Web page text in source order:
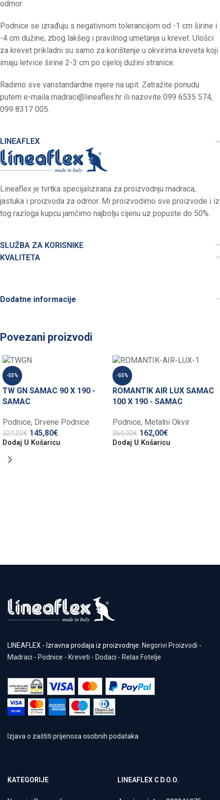
odmor.
Podnice se izrađuju s negativnom tolerancijom od -1 cm širine i
-4 cm dužine, zbog lakšeg i pravilnog umetanja u krevet. Ulošci
za krevet prikladni su samo za korištenje u okvirima kreveta koji
imaju letvice širine 2-3 cm po cijeloj dužini stranice.
Radimo sve vanstandardne mjere na upit. Zatražite ponudu
putem e-maila madraci@lineaflex.hr ili nazovite 099 6535 574,
099 8317 005.
LINEAFLEX
Lineaflex je tvrtka specijalizirana za proizvodnju madraca,
jastuka i proizvoda za odmor. Mi proizvodimo sve proizvode i iz
tog razloga kupcu jamčimo najbolju cijenu uz popuste do 50%.
SLUŽBA ZA KORISNIKE
KVALITETA
Dodatne informacije
Povezani proizvodi
-55%
TW GN SAMAC 90 X 190 -
SAMAC
Podnice, Drvene Podnice
324,00€ 145,80€
Dodaj U Košaricu
-55%
ROMANTIK AIR LUX SAMAC
100 X 190 - SAMAC
Podnice, Metalni Okvir
360,00€ 162,00€
Dodaj U Košaricu
LINEAFLEX - Izravna prodaja iz proizvodnje: Negorivi Proizvodi -
Madraci - Podnice - Kreveti - Dodaci - Relax Fotelje
Izjava o zaštiti prijenosa osobnih podataka
KATEGORIJE LINEAFLEX C D.O.O.